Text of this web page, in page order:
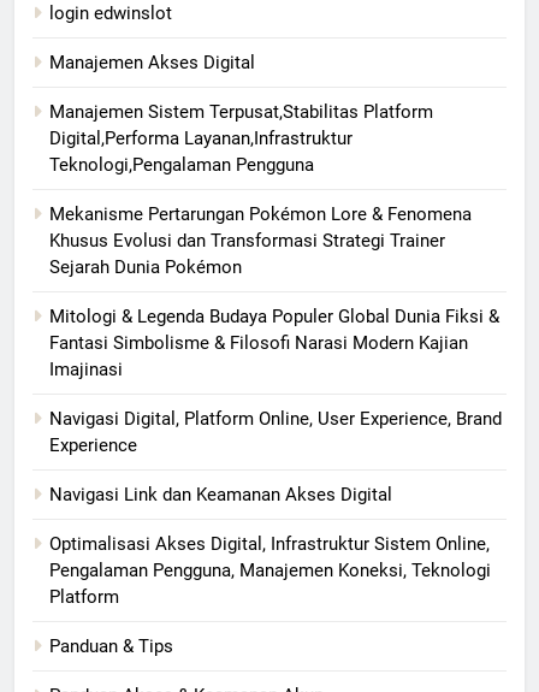
login edwinslot
Manajemen Akses Digital
Manajemen Sistem Terpusat,Stabilitas Platform
Digital,Performa Layanan,Infrastruktur
Teknologi,Pengalaman Pengguna
Mekanisme Pertarungan Pokémon Lore & Fenomena
Khusus Evolusi dan Transformasi Strategi Trainer
Sejarah Dunia Pokémon
Mitologi & Legenda Budaya Populer Global Dunia Fiksi &
Fantasi Simbolisme & Filosofi Narasi Modern Kajian
Imajinasi
Navigasi Digital, Platform Online, User Experience, Brand
Experience
Navigasi Link dan Keamanan Akses Digital
Optimalisasi Akses Digital, Infrastruktur Sistem Online,
Pengalaman Pengguna, Manajemen Koneksi, Teknologi
Platform
Panduan & Tips